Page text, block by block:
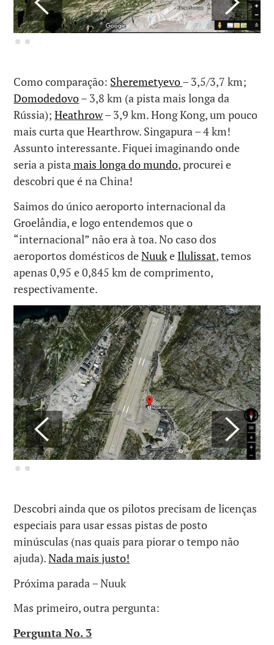
Como comparação: Sheremetyevo– 3,5/3,7 km;
Domodedovo– 3,8 km (a pista mais longa da
Rússia);Heathrow– 3,9 km. Hong Kong, um pouco
mais curta que Hearthrow. Singapura – 4 km!
Assunto interessante. Fiquei imaginando onde
seria a pistamais longa do mundo, procurei e
descobri que é na China!
Saimos do único aeroporto internacional da
Groelândia, e logo entendemos que o
“internacional” não era à toa. No caso dos
aeroportos domésticos deNuuke Ilulissat, temos
apenas 0,95 e 0,845 km de comprimento,
respectivamente.
Descobri ainda que os pilotos precisam de licenças
especiais para usar essas pistas de posto
minúsculas (nas quais para piorar o tempo não
ajuda).Nada mais justo!
Próxima parada – Nuuk
Mas primeiro, outra pergunta:
Pergunta No. 3